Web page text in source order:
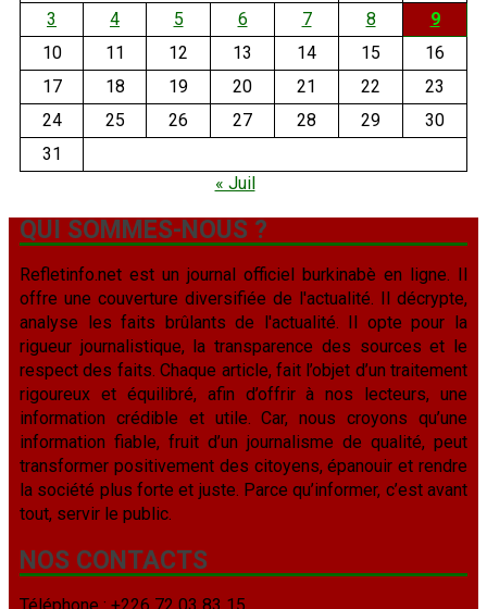
3
4 5 6 7 8
9
10
11 12 13 14 15
16
17
18 19 20 21 22
23
24
25 26 27 28 29
30
31
« Juil
QUI SOMMES-NOUS ?
Refletinfo.net est un journal officiel burkinabè en ligne. Il
offre une couverture diversifiée de l'actualité. Il décrypte,
analyse les faits brûlants de l'actualité. Il opte pour la
rigueur journalistique, la transparence des sources et le
respect des faits. Chaque article, fait l’objet d’un traitement
rigoureux et équilibré, afin d’offrir à nos lecteurs, une
information crédible et utile. Car, nous croyons qu’une
information fiable, fruit d’un journalisme de qualité, peut
transformer positivement des citoyens, épanouir et rendre
la société plus forte et juste. Parce qu’informer, c’est avant
tout, servir le public.
NOS CONTACTS
Téléphone : +226 72 03 83 15